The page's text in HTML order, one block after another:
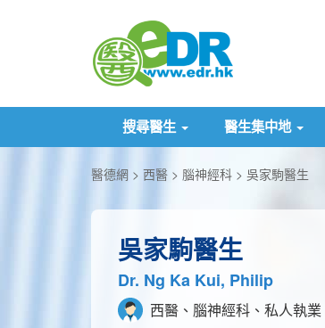
搜尋醫生 醫生集中地
醫德網 西醫 腦神經科 吳家駒醫生
吳家駒醫生
Dr. Ng Ka Kui, Philip
西醫、腦神經科、私人執業